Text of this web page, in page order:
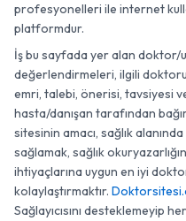
profesyonelleri ile internet
platformdur.
İş bu sayfada yer alan doktor/
değerlendirmeleri, ilgili
emri, talebi, önerisi, tavsiyesi
hasta/danışan tarafından
sitesinin amacı, sağlık
sağlamak, sağlık
ihtiyaçlarına uygun en iyi
kolaylaştırmaktır.
Sağlayıcısını desteklemeyip